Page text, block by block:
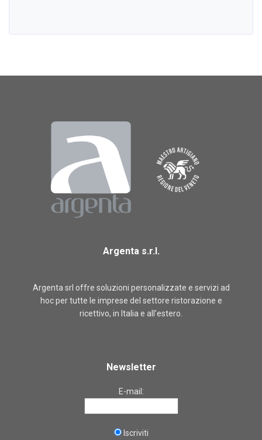
Argenta s.r.l.
Argenta srl offre soluzioni personalizzate e servizi ad
hoc per tutte le imprese del settore ristorazione e
ricettivo, in Italia e all’estero.
Newsletter
E-mail:
Iscriviti